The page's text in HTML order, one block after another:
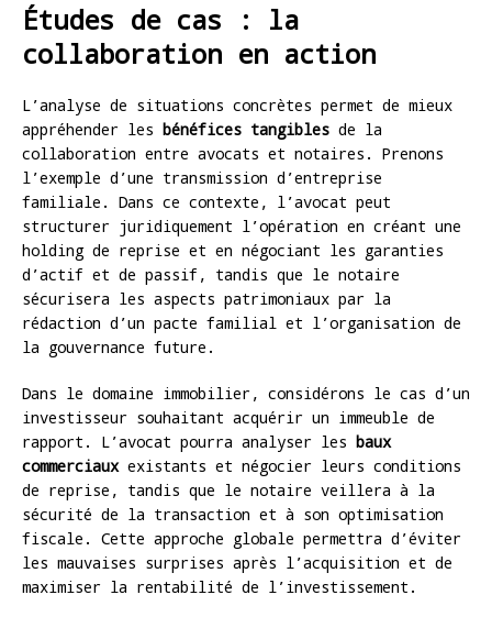
Études de cas : la
collaboration en action
L’analyse de situations concrètes permet de mieux
appréhender les bénéfices tangibles de la
collaboration entre avocats et notaires. Prenons
l’exemple d’une transmission d’entreprise
familiale. Dans ce contexte, l’avocat peut
structurer juridiquement l’opération en créant une
holding de reprise et en négociant les garanties
d’actif et de passif, tandis que le notaire
sécurisera les aspects patrimoniaux par la
rédaction d’un pacte familial et l’organisation de
la gouvernance future.
Dans le domaine immobilier, considérons le cas d’un
investisseur souhaitant acquérir un immeuble de
rapport. L’avocat pourra analyser les baux
commerciauxexistants et négocier leurs conditions
de reprise, tandis que le notaire veillera à la
sécurité de la transaction et à son optimisation
fiscale. Cette approche globale permettra d’éviter
les mauvaises surprises après l’acquisition et de
maximiser la rentabilité de l’investissement.